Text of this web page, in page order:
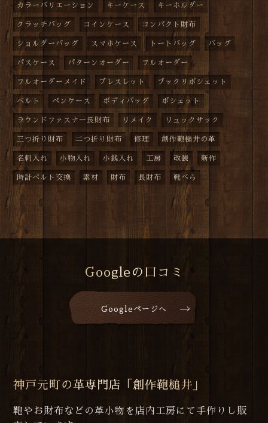
カラーバリエーション キーケース キーホルダー
クラッチバッグ コインケース コンパクト財布
ショルダーバッグ スマホケース トートバッグ バッグ
パスケース パターンオーダー フルオーダー
フルオーダーメイド ブレスレット プックリポシェット
ベルト ペンケース ボディバッグ ポシェット
ラウンドファスナー長財布 リメイク リュックサック
三つ折り財布 二つ折り財布 修理 創作鞄槌井の革
名刺入れ 小物入れ 小銭入れ 工房 改装 新作
時計ベルト交換 素材 財布 長財布 靴べら
Googleの口コミ
Googleページへ
神戸元町の革専門店「創作鞄槌井」
鞄やお財布などの革小物を店内工房にて手作りし販